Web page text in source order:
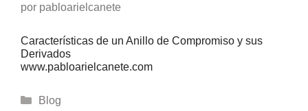
por pabloarielcanete
Características de un Anillo de Compromiso y sus
Derivados
www.pabloarielcanete.com
Categorías
Blog